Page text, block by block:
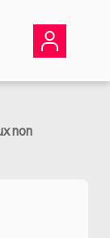
non